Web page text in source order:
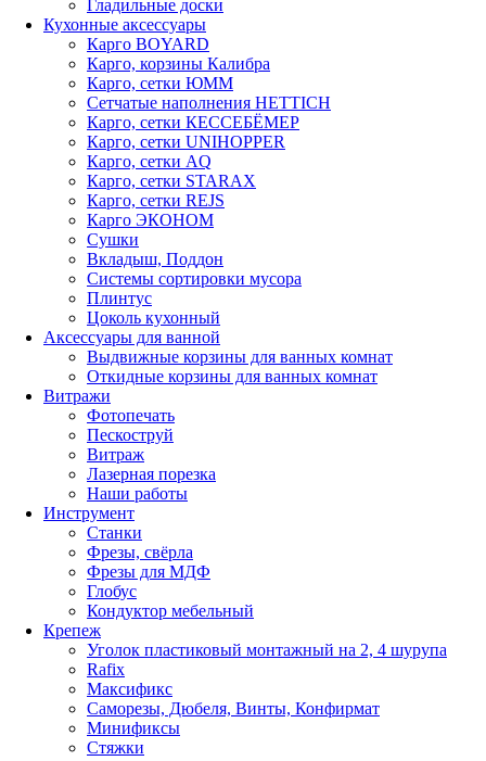
Гладильные доски
Кухонные аксессуары
Карго BOYARD
Карго, корзины Калибра
Карго, сетки ЮММ
Сетчатые наполнения HETTICH
Карго, сетки КЕССЕБЁМЕР
Карго, сетки UNIHOPPER
Карго, сетки AQ
Карго, сетки STARAX
Карго, сетки REJS
Карго ЭКОНОМ
Сушки
Вкладыш, Поддон
Системы сортировки мусора
Плинтус
Цоколь кухонный
Аксессуары для ванной
Выдвижные корзины для ванных комнат
Откидные корзины для ванных комнат
Витражи
Фотопечать
Пескоструй
Витраж
Лазерная порезка
Наши работы
Инструмент
Станки
Фрезы, свёрла
Фрезы для МДФ
Глобус
Кондуктор мебельный
Крепеж
Уголок пластиковый монтажный на 2, 4 шурупа
Rafix
Максификс
Саморезы, Дюбеля, Винты, Конфирмат
Минификсы
Стяжки